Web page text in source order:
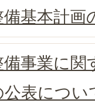
基本計画
事業に
公表につい